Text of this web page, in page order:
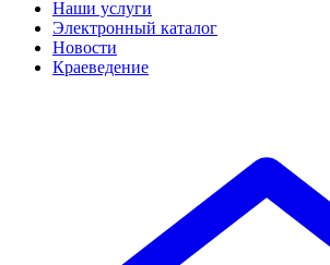
Наши услуги
Электронный каталог
Новости
Краеведение